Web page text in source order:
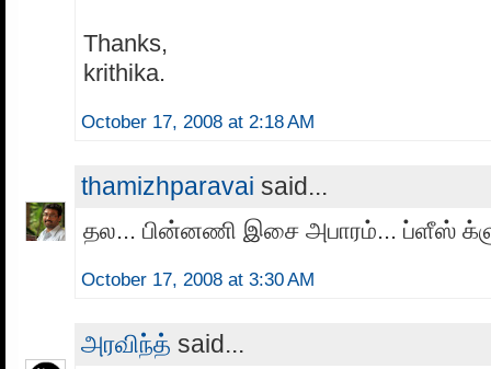
Thanks,
krithika.
October 17, 2008 at 2:18 AM
thamizhparavai said...
தல... பின்னணி இசை அபாரம்... ப்ளீஸ்
October 17, 2008 at 3:30 AM
அரவிந்த் said...